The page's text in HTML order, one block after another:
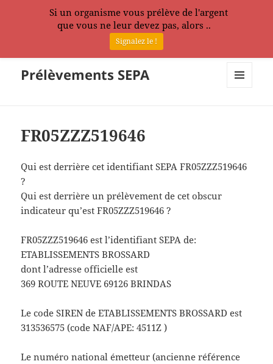
Prélèvements SEPA
FR05ZZZ519646
Qui est derrière cet identifiant SEPA FR05ZZZ519646
?
Qui est derrière un prélèvement de cet obscur
indicateur qu’est FR05ZZZ519646 ?
FR05ZZZ519646 est l’identifiant SEPA de:
ETABLISSEMENTS BROSSARD
dont l’adresse officielle est
369 ROUTE NEUVE 69126 BRINDAS
Le code SIREN de ETABLISSEMENTS BROSSARD est
313536575 (code NAF/APE: 4511Z )
Le numéro national émetteur (ancienne référence
Si un organisme vous prélève de l'argent
que vous ne leur devez pas, alors ..
Signalez le !